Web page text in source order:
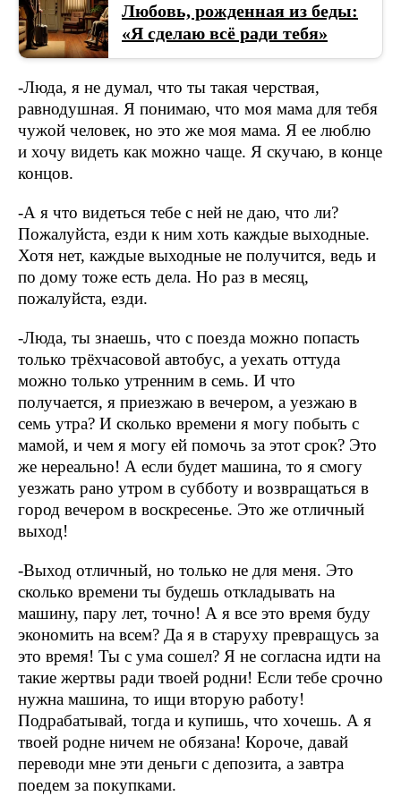
Любовь, рожденная из беды:
«Я сделаю всё ради тебя»
-Люда, я не думал, что ты такая черствая,
равнодушная. Я понимаю, что моя мама для тебя
чужой человек, но это же моя мама. Я ее люблю
и хочу видеть как можно чаще. Я скучаю, в конце
концов.
-А я что видеться тебе с ней не даю, что ли?
Пожалуйста, езди к ним хоть каждые выходные.
Хотя нет, каждые выходные не получится, ведь и
по дому тоже есть дела. Но раз в месяц,
пожалуйста, езди.
-Люда, ты знаешь, что с поезда можно попасть
только трёхчасовой автобус, а уехать оттуда
можно только утренним в семь. И что
получается, я приезжаю в вечером, а уезжаю в
семь утра? И сколько времени я могу побыть с
мамой, и чем я могу ей помочь за этот срок? Это
же нереально! А если будет машина, то я смогу
уезжать рано утром в субботу и возвращаться в
город вечером в воскресенье. Это же отличный
выход!
-Выход отличный, но только не для меня. Это
сколько времени ты будешь откладывать на
машину, пару лет, точно! А я все это время буду
экономить на всем? Да я в старуху превращусь за
это время! Ты с ума сошел? Я не согласна идти на
такие жертвы ради твоей родни! Если тебе срочно
нужна машина, то ищи вторую работу!
Подрабатывай, тогда и купишь, что хочешь. А я
твоей родне ничем не обязана! Короче, давай
переводи мне эти деньги с депозита, а завтра
поедем за покупками.